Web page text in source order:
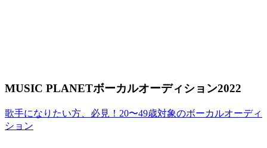
MUSIC PLANETボーカルオーディション2022
歌手になりたい方、必見！20〜49歳対象のボーカルオーディ
ション